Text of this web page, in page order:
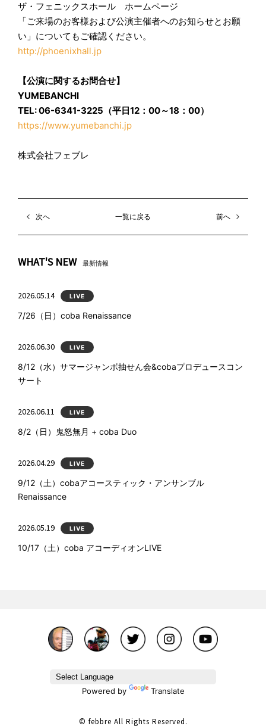
ザ・フェニックスホール ホームページ
「ご来場のお客様および公演主催者へのお知らせとお願
い」についてもご確認ください。
http://phoenixhall.jp
【公演に関するお問合せ】
YUMEBANCHI
TEL: 06-6341-3225（平日12：00～18：00）
https://www.yumebanchi.jp
株式会社フェブレ
次へ 一覧に戻る 前へ
WHAT'S NEW 最新情報
2026.05.14 LIVE
7/26（日）coba Renaissance
2026.06.30 LIVE
8/12（水）サマージャンボ抽せん会&cobaプロデュースコン
サート
2026.06.11 LIVE
8/2（日）鬼怒無月 + coba Duo
2026.04.29 LIVE
9/12（土）cobaアコースティック・アンサンブル
Renaissance
2026.05.19 LIVE
10/17（土）coba アコーディオンLIVE
Powered by Translate
© febbre All Rights Reserved.